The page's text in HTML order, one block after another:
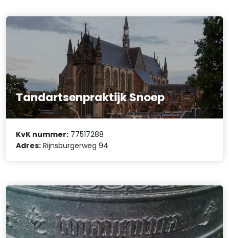
Tandartsenpraktijk Snoep
KvK nummer: 77517288
Adres: Rijnsburgerweg 94